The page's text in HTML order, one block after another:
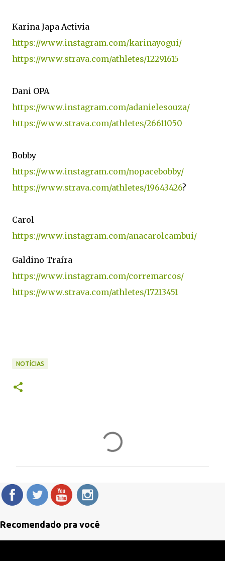
Karina Japa Activia
https://www.instagram.com/karinayogui/
https://www.strava.com/athletes/12291615
Dani OPA
https://www.instagram.com/adanielesouza/
https://www.strava.com/athletes/26611050
Bobby
https://www.instagram.com/nopacebobby/
https://www.strava.com/athletes/19643426?
Carol
https://www.instagram.com/anacarolcambui/
Galdino Traíra
https://www.instagram.com/corremarcos/
https://www.strava.com/athletes/17213451
NOTÍCIAS
n
t
Recomendado pra você